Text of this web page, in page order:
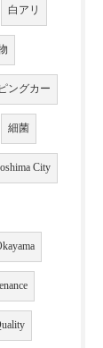
白アリ
ングカー
細菌
City